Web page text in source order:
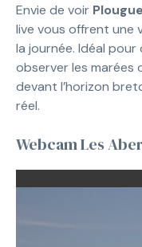
Envie de voir
live vous offrent une
la journée. Idéal
observer les marées
devant l’horizon
réel.
Webcam Les